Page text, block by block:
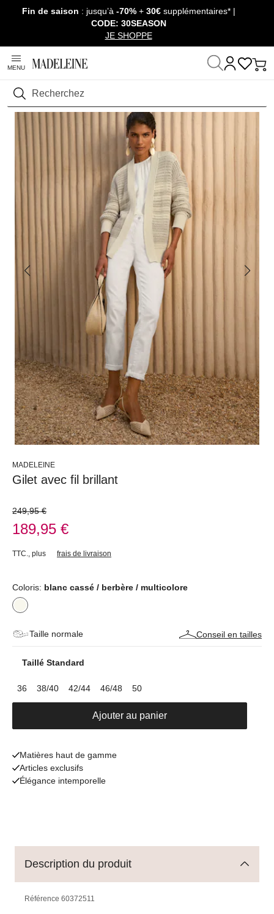
Passer la navigation, aller au contenu
Fin de saison : jusqu’à -70%+ 30€ supplémentaires* |
CODE: 30SEASON
JE SHOPPE
MENU
Rechercher
Maison Prêt-à-Porter
MADELEINE
Gilet avec fil brillant
249,95 €
189,95 €
TTC. plus frais de livraison
Coloris: blanc cassé / berbère / multicolore
Taille normale Conseil en tailles
Taillé Standard
36 38/40 42/44 46/48 50
Ajouter au panier
Matières haut de gamme
Articles exclusifs
Élégance intemporelle
Description du produit
Référence 60372511